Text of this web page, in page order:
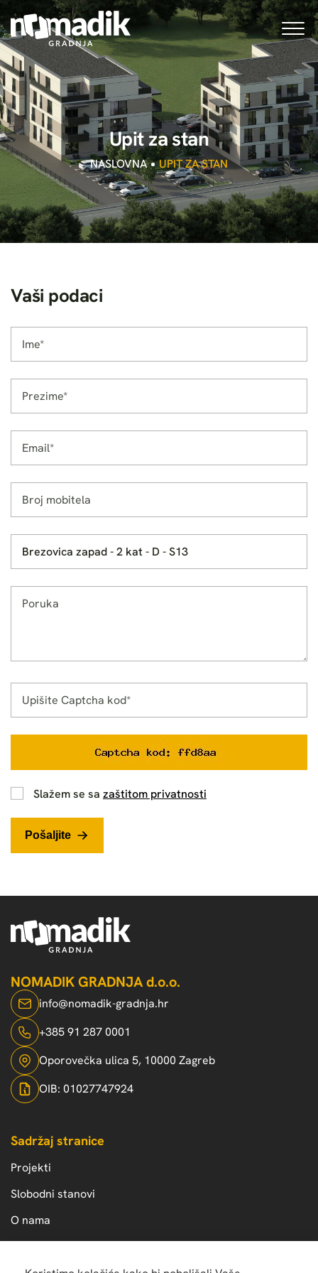
Upitzastan
NASLOVNA UPIT ZA STAN
Vaši podaci
Slažem se sa zaštitom privatnosti
Pošaljite
NOMADIK GRADNJA d.o.o.
info@nomadik-gradnja.hr
+385 91 287 0001
Oporovečka ulica 5, 10000 Zagreb
OIB: 01027747924
Sadržaj stranice
Projekti
Slobodni stanovi
O nama